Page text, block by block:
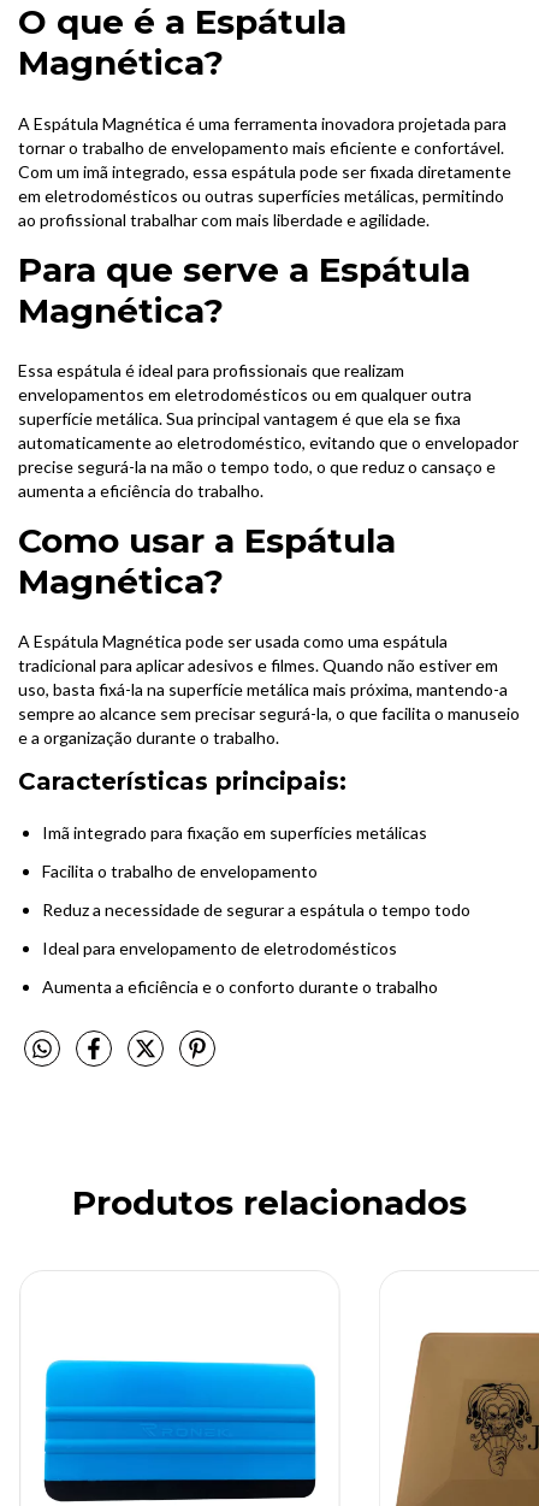
O que é a Espátula
Magnética?
A Espátula Magnética é uma ferramenta inovadora projetada para
tornar o trabalho de envelopamento mais eficiente e confortável.
Com um imã integrado, essa espátula pode ser fixada diretamente
em eletrodomésticos ou outras superfícies metálicas, permitindo
ao profissional trabalhar com mais liberdade e agilidade.
Para que serve a Espátula
Magnética?
Essa espátula é ideal para profissionais que realizam
envelopamentos em eletrodomésticos ou em qualquer outra
superfície metálica. Sua principal vantagem é que ela se fixa
automaticamente ao eletrodoméstico, evitando que o envelopador
precise segurá-la na mão o tempo todo, o que reduz o cansaço e
aumenta a eficiência do trabalho.
Como usar a Espátula
Magnética?
A Espátula Magnética pode ser usada como uma espátula
tradicional para aplicar adesivos e filmes. Quando não estiver em
uso, basta fixá-la na superfície metálica mais próxima, mantendo-a
sempre ao alcance sem precisar segurá-la, o que facilita o manuseio
e a organização durante o trabalho.
Características principais:
Imã integrado para fixação em superfícies metálicas
Facilita o trabalho de envelopamento
Reduz a necessidade de segurar a espátula o tempo todo
Ideal para envelopamento de eletrodomésticos
Aumenta a eficiência e o conforto durante o trabalho
Produtos relacionados